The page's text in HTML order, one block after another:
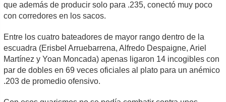
que además de producir solo para .235, conectó muy poco
con corredores en los sacos.
Entre los cuatro bateadores de mayor rango dentro de la
escuadra (Erisbel Arruebarrena, Alfredo Despaigne, Ariel
Martínez y Yoan Moncada) apenas ligaron 14 incogibles con
par de dobles en 69 veces oficiales al plato para un anémico
.203 de promedio ofensivo.